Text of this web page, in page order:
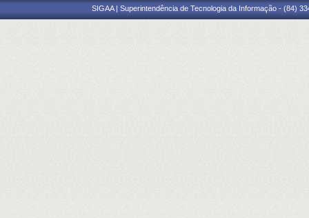
SIGAA | Superintendência de Tecnologia da Informação - (84)